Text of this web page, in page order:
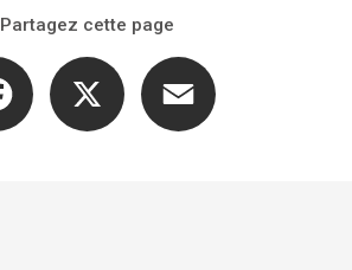
Partagez cette page
Facebook